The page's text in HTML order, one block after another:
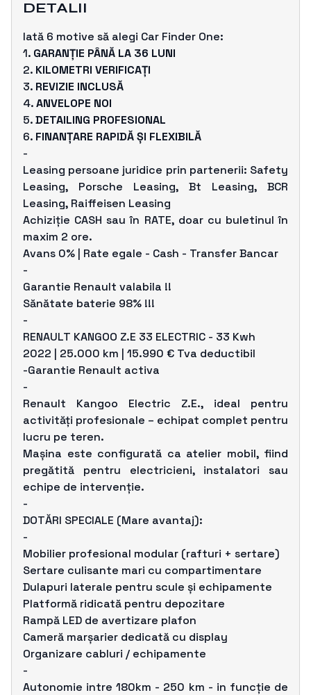
DETALII
Iată 6 motive să alegi Car Finder One:
1. GARANȚIE PÂNĂ LA 36 LUNI
2. KILOMETRI VERIFICAȚI
3. REVIZIE INCLUSĂ
4.ANVELOPE NOI
5.DETAILING PROFESIONAL
6. FINANȚARE RAPIDĂ ȘI FLEXIBILĂ
-
Leasing persoane juridice prin partenerii: Safety
Leasing, Porsche Leasing, Bt Leasing, BCR
Leasing, Raiffeisen Leasing
Achiziție CASH sau în RATE, doar cu buletinul în
maxim 2 ore.
Avans 0% | Rate egale - Cash - Transfer Bancar
-
Garantie Renault valabila !!
Sănătate baterie 98% !!!
-
RENAULT KANGOO Z.E 33 ELECTRIC - 33 Kwh
2022 | 25.000 km | 15.990 € Tva deductibil
-Garantie Renault activa
-
Renault Kangoo Electric Z.E., ideal pentru
activități profesionale – echipat complet pentru
lucru pe teren.
Mașina este configurată ca atelier mobil, fiind
pregătită pentru electricieni, instalatori sau
echipe de intervenție.
-
DOTĂRI SPECIALE (Mare avantaj):
-
Mobilier profesional modular (rafturi + sertare)
Sertare culisante mari cu compartimentare
Dulapuri laterale pentru scule și echipamente
Platformă ridicată pentru depozitare
Rampă LED de avertizare plafon
Cameră marșarier dedicată cu display
Organizare cabluri / echipamente
-
Autonomie intre 180km - 250 km - in funcție de